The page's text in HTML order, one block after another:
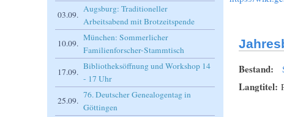
Bestand:
Langtitel:
03.09.
Augsburg: Traditioneller
Arbeitsabend mit Brotzeitspende
10.09.
München: Sommerlicher
Familienforscher-Stammtisch
17.09.
Bibliotheksöffnung und Workshop 14
- 17 Uhr
25.09.
76. Deutscher Genealogentag in
Göttingen